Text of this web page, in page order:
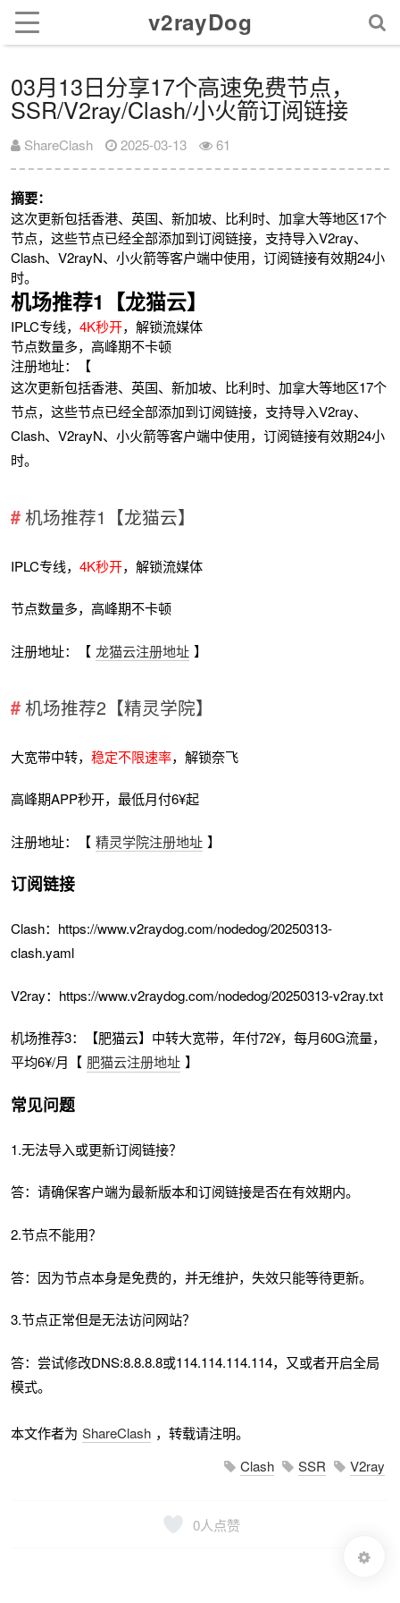
v2rayDog
03月13日分享17个高速免费节点，
SSR/V2ray/Clash/小火箭订阅链接
ShareClash 2025-03-13 61
摘要：
这次更新包括香港、英国、新加坡、比利时、加拿大等地区17个
节点，这些节点已经全部添加到订阅链接，支持导入V2ray、
Clash、V2rayN、小火箭等客户端中使用，订阅链接有效期24小
时。
机场推荐1【龙猫云】
IPLC专线，4K秒开，解锁流媒体
节点数量多，高峰期不卡顿
注册地址：【
这次更新包括香港、英国、新加坡、比利时、加拿大等地区17个
节点，这些节点已经全部添加到订阅链接，支持导入V2ray、
Clash、V2rayN、小火箭等客户端中使用，订阅链接有效期24小
时。
机场推荐1【龙猫云】
IPLC专线，4K秒开，解锁流媒体
节点数量多，高峰期不卡顿
注册地址：【 龙猫云注册地址 】
机场推荐2【精灵学院】
大宽带中转，稳定不限速率，解锁奈飞
高峰期APP秒开，最低月付6¥起
注册地址：【 精灵学院注册地址 】
订阅链接
Clash：https://www.v2raydog.com/nodedog/20250313-
clash.yaml
V2ray：https://www.v2raydog.com/nodedog/20250313-v2ray.txt
机场推荐3：【肥猫云】中转大宽带，年付72¥，每月60G流量，
平均6¥/月【 肥猫云注册地址 】
常见问题
1.无法导入或更新订阅链接？
答：请确保客户端为最新版本和订阅链接是否在有效期内。
2.节点不能用？
答：因为节点本身是免费的，并无维护，失效只能等待更新。
3.节点正常但是无法访问网站？
答：尝试修改DNS:8.8.8.8或114.114.114.114，又或者开启全局
模式。
本文作者为 ShareClash ，转载请注明。
Clash
SSR V2ray
0人点赞